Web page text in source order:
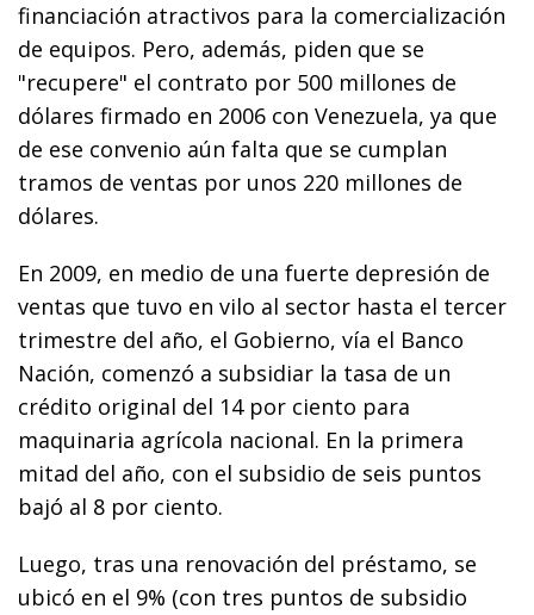
financiación atractivos para la comercialización
de equipos. Pero, además, piden que se
"recupere" el contrato por 500 millones de
dólares firmado en 2006 con Venezuela, ya que
de ese convenio aún falta que se cumplan
tramos de ventas por unos 220 millones de
dólares.
En 2009, en medio de una fuerte depresión de
ventas que tuvo en vilo al sector hasta el tercer
trimestre del año, el Gobierno, vía el Banco
Nación, comenzó a subsidiar la tasa de un
crédito original del 14 por ciento para
maquinaria agrícola nacional. En la primera
mitad del año, con el subsidio de seis puntos
bajó al 8 por ciento.
Luego, tras una renovación del préstamo, se
ubicó en el 9% (con tres puntos de subsidio